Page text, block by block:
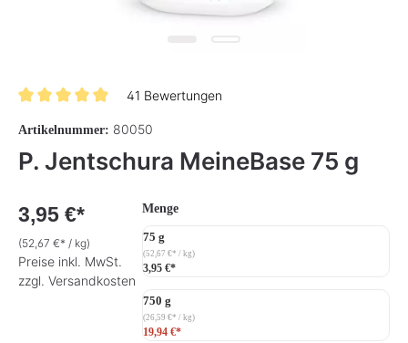
41 Bewertungen
Artikelnummer: 80050
P. Jentschura MeineBase 75 g
3,95 €*
(52,67 €* / kg)
Preise inkl. MwSt.
zzgl. Versandkosten
Mengeauswählen
75 g
(52,67 €* / kg)
3,95 €*
750 g
(26,59 €* / kg)
19,94 €*